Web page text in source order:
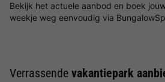
Bekijk het actuele aanbod en boek
weekje weg eenvoudig via
Verrassende vakantiepark